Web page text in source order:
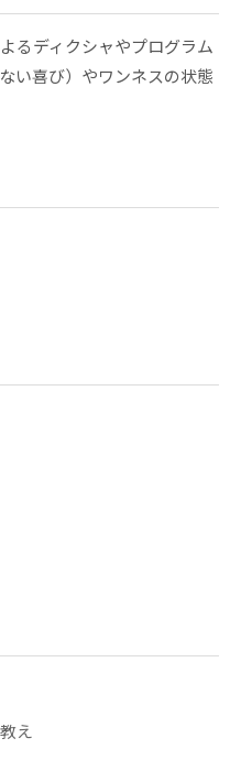
るディクシャやプログラム
い喜び）やワンネスの状態
え